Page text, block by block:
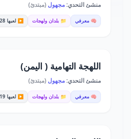
منشئ التحدي:مجهول (مبتدئ)
🧠 معرفي 📁 بلدان ولهجات ▶️ لعبها 4,428
اللهجة التهامية ( اليمن)
منشئ التحدي:مجهول (مبتدئ)
🧠 معرفي 📁 بلدان ولهجات ▶️ لعبها 919